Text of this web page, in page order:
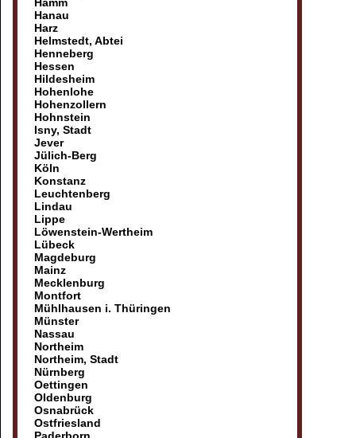
Hanau
Harz
Helmstedt, Abtei
Henneberg
Hessen
Hildesheim
Hohenlohe
Hohenzollern
Hohnstein
Isny, Stadt
Jever
Jülich-Berg
Köln
Konstanz
Leuchtenberg
Lindau
Lippe
Löwenstein-Wertheim
Lübeck
Magdeburg
Mainz
Mecklenburg
Montfort
Mühlhausen i. Thüringen
Münster
Nassau
Northeim
Northeim, Stadt
Nürnberg
Oettingen
Oldenburg
Osnabrück
Ostfriesland